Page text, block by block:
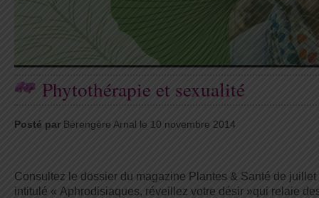
Phytothérapie et sexualité
Posté par Bérengère Arnal le 10 novembre 2014
Consultez le dossier du magazine Plantes & Santé de juillet
intitulé « Aphrodisiaques, réveillez votre désir »qui relaie